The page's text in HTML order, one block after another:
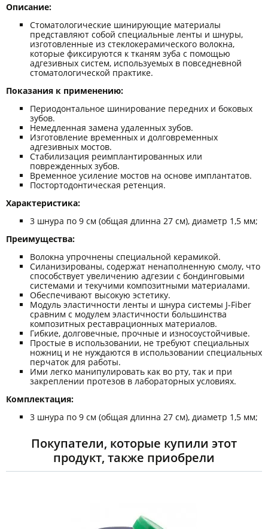
Описание:
Стоматологические шинирующие материалы
представляют собой специальные ленты и шнуры,
изготовленные из стеклокерамического волокна,
которые фиксируются к тканям зуба с помощью
адгезивных систем, используемых в повседневной
стоматологической практике.
Показания к применению:
Периодонтальное шинирование передних и боковых
зубов.
Немедленная замена удаленных зубов.
Изготовление временных и долговременных
адгезивных мостов.
Стабилизация реимплантированных или
поврежденных зубов.
Временное усиление мостов на основе имплантатов.
Постортодонтическая ретенция.
Характеристика:
3 шнура по 9 см (общая длинна 27 см), диаметр 1,5 мм;
Преимущества:
Волокна упрочнены специальной керамикой.
Силанизированы, содержат ненаполненную смолу, что
способствует увеличению адгезии с бондинговыми
системами и текучими композитными материалами.
Обеспечивают высокую эстетику.
Модуль эластичности ленты и шнура системы J-Fiber
сравним с модулем эластичности большинства
композитных реставрационных материалов.
Гибкие, долговечные, прочные и износоустойчивые.
Простые в использовании, не требуют специальных
ножниц и не нуждаются в использовании специальных
перчаток для работы.
Ими легко манипулировать как во рту, так и при
закреплении протезов в лабораторных условиях.
Комплектация:
3 шнура по 9 см (общая длинна 27 см), диаметр 1,5 мм;
Покупатели, которые купили этот
продукт, также приобрели